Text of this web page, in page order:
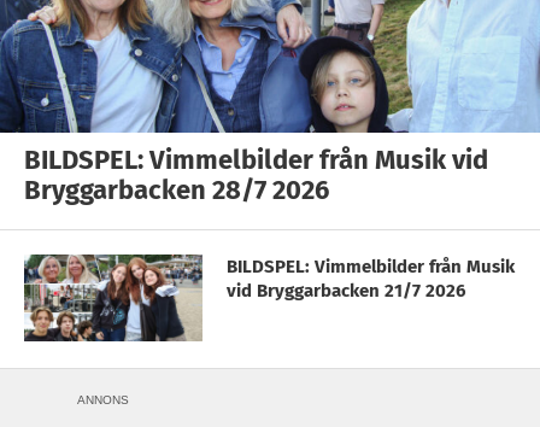
BILDSPEL: Vimmelbilder från Musik vid
Bryggarbacken 28/7 2026
BILDSPEL: Vimmelbilder från Musik
vid Bryggarbacken 21/7 2026
ANNONS